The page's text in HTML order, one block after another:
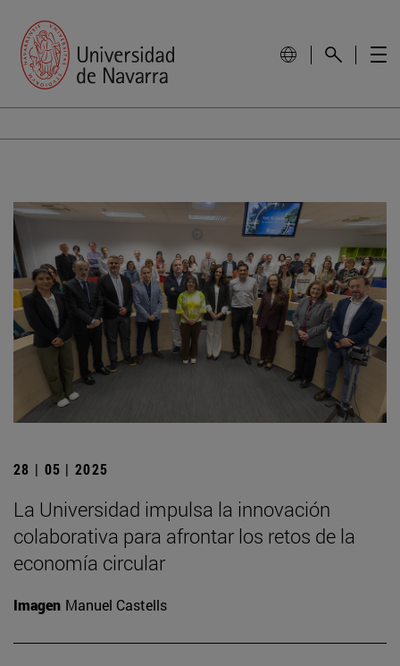
28 | 05 | 2025
La Universidad impulsa la innovación
colaborativa para afrontar los retos de la
economía circular
Imagen Manuel Castells